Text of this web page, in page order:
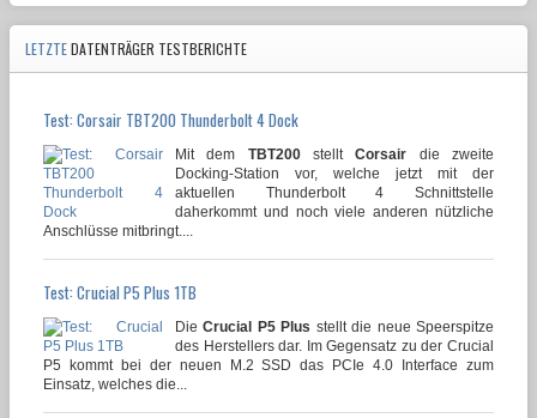
LETZTEDATENTRÄGER TESTBERICHTE
Test: Corsair TBT200 Thunderbolt 4 Dock
Mit dem TBT200stelltCorsair die zweite
Docking-Station vor, welche jetzt mit der
aktuellen Thunderbolt 4 Schnittstelle
daherkommt und noch viele anderen nützliche
Anschlüsse mitbringt....
Test: Crucial P5 Plus 1TB
DieCrucial P5 Plus stellt die neue Speerspitze
des Herstellers dar. Im Gegensatz zu der Crucial
P5 kommt bei der neuen M.2 SSD das PCIe 4.0 Interface zum
Einsatz, welches die...